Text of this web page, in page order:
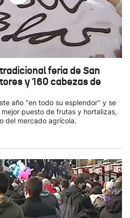
feria de San
y 160 cabezas de
año "en todo su esplendor" y se
puesto de frutas y hortalizas,
del mercado agrícola.